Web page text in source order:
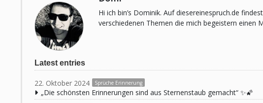
Hi ich bin’s Dominik. Auf diesereinespruch.de
verschiedenen Themen die mich begeistern einen
Latest entries
22. Oktober 2024 Sprüche Erinnerung
„Die schönsten Erinnerungen sind aus Sternenstaub gemacht“ ✨🌠